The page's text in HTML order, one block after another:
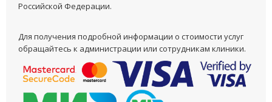
Российской Федерации.
Для получения подробной информации о стоимости услуг
обращайтесь к администрации или сотрудникам клиники.